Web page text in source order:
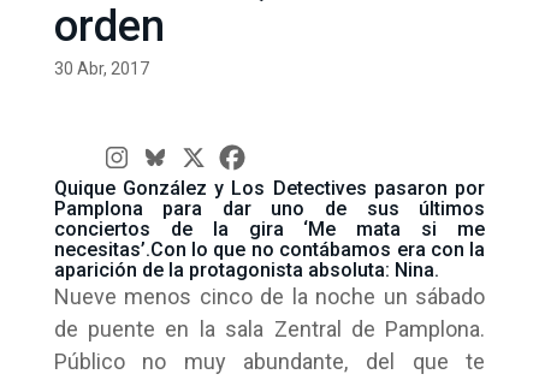
orden
30 Abr, 2017
Quique González y Los Detectives pasaron por
Pamplona para dar uno de sus últimos
conciertos de la gira ‘Me mata si me
necesitas’.Con lo que no contábamos era con la
aparición de la protagonista absoluta: Nina.
Nueve menos cinco de la noche un sábado
de puente en la sala Zentral de Pamplona.
Público no muy abundante, del que te